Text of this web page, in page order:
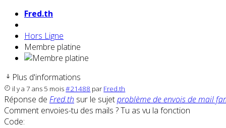
Fred.th
Hors Ligne
Membre platine
Plus d'informations
il y a 7 ans 5 mois#21488 par Fred.th
Réponse de Fred.th sur le sujetproblème de envois de mail
Comment envoies-tu des mails ? Tu as vu la fonction
Code: